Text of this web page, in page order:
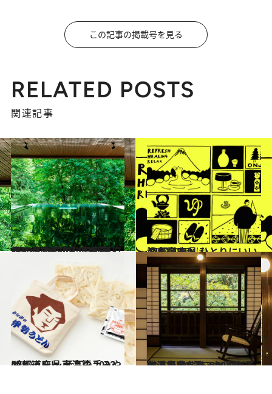
この記事の掲載号を見る
RELATED POSTS
関連記事
2022.7.28
《ほかの都道府県も見る》【2022年】47都道府県 ひとりにいい温泉宿118
旅＆お出かけ 2022.2.10
47都道府県 ひとりにいい温泉宿250
旅＆お出かけ
2022.1.8
47都道府県 至高の手みやげリスト ～東海篇 2022～
グルメ 2020.1.19
名湯で叶う15,000円以下の温泉宿8選 これは絶対、行かなきゃソンです
旅＆お出かけ